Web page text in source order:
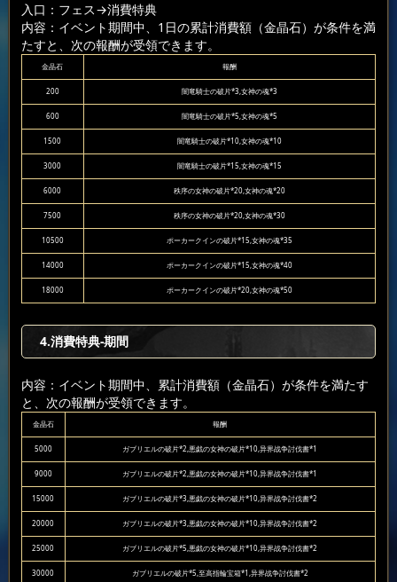
入口：フェス→消費特典
内容：イベント期間中、1日の累計消費額（金晶石）が条件を満
たすと、次の報酬が受領できます。
金晶石 報酬
200 闇竜騎士の破片*3,女神の魂*3
600 闇竜騎士の破片*5,女神の魂*5
1500 闇竜騎士の破片*10,女神の魂*10
3000 闇竜騎士の破片*15,女神の魂*15
6000 秩序の女神の破片*20,女神の魂*20
7500 秩序の女神の破片*20,女神の魂*30
10500 ポーカークインの破片*15,女神の魂*35
14000 ポーカークインの破片*15,女神の魂*40
18000 ポーカークインの破片*20,女神の魂*50
4.消費特典-期間
内容：イベント期間中、累計消費額（金晶石）が条件を満たす
と、次の報酬が受領できます。
金晶石 報酬
5000 ガブリエルの破片*2,悪戯の女神の破片*10,异界战争討伐書*1
9000 ガブリエルの破片*2,悪戯の女神の破片*10,异界战争討伐書*1
15000 ガブリエルの破片*3,悪戯の女神の破片*10,异界战争討伐書*2
20000 ガブリエルの破片*3,悪戯の女神の破片*10,异界战争討伐書*2
25000 ガブリエルの破片*5,悪戯の女神の破片*10,异界战争討伐書*2
30000 ガブリエルの破片*5,至高指輪宝箱*1,异界战争討伐書*2